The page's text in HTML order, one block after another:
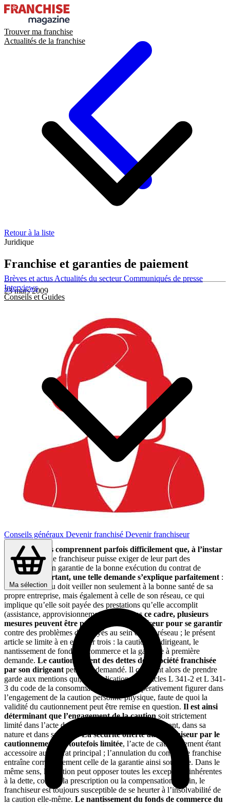
Trouver ma franchise
Actualités de la franchise
Brèves et actus Actualités du secteurCommuniqués de presse
Interviews
Conseils et Guides
Conseils généraux Devenir franchisé Devenir franchiseur
Ma sélection
Retour à la liste
Juridique
Franchise et garanties de paiement
23 mars 2009
Les franchisés comprennent parfois difficilement que, à l’instar
des banques,
le franchiseur puisse exiger de leur part des
engagements en garantie de la bonne exécution du contrat de
franchise.Pourtant, une telle demande s’explique parfaitement :
la tête de réseau doit veiller non seulement à la bonne santé de sa
propre entreprise, mais également à celle de son réseau, ce qui
implique qu’elle soit payée des prestations qu’elle accomplit
(assistance, approvisionnement etc.).
Dans ce cadre, plusieurs
mesures peuvent être prises par le franchiseur pour se garantir
contre des problèmes d’impayés au sein de son réseau ; le présent
article se limite à en exposer trois : la caution du dirigeant, le
nantissement de fonds de commerce et la garantie à première
demande. Le cautionnement des dettes de la société franchisée
par son dirigeant peut être demandé. Il convient alors de prendre
garde aux mentions qui, en application des articles L 341-2 et L 341-
3 du code de la consommation, doivent impérativement figurer dans
l’engagement de la caution personne physique, faute de quoi la
validité du cautionnement peut être remise en question. Il est ainsi
déterminant que l’engagement de la caution soit strictement
limité dans l’acte de cautionnement, dans son montant, dans sa
nature et dans sa durée.La sécurité offerte au franchiseur par le
cautionnement est toutefois limitée, l’acte de cautionnement étant
accessoire au contrat principal ; l’annulation du contrat de franchise
entraîne corrélativement celle de la garantie ainsi souscrite. Dans le
même sens, la caution peut opposer toutes les exceptions inhérentes
à la dette, comme la prescription ou la compensation. Enfin, le
franchiseur est toujours susceptible de se heurter à l’insolvabilité de
la caution elle-même. Le nantissement du fonds de commerce du